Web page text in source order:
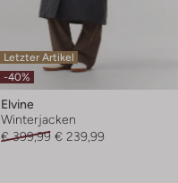
Letzter Artikel
-40%
Elvine
Winterjacken
€ 399,99 € 239,99